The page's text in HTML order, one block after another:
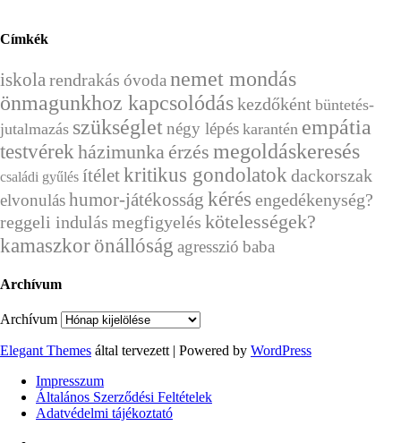
Címkék
iskola rendrakás óvoda nemet mondás
önmagunkhoz kapcsolódáskezdőként büntetés-
jutalmazás szükségletnégy lépés karantén empátia
testvérek házimunka érzés megoldáskeresés
családi gyűlés ítéletkritikus gondolatok dackorszak
elvonuláshumor-játékosság kérés engedékenység?
reggeli indulás megfigyelés kötelességek?
kamaszkor önállóság agresszió baba
Archívum
Archívum
Elegant Themes által tervezett | Powered by WordPress
Impresszum
Általános Szerződési Feltételek
Adatvédelmi tájékoztató